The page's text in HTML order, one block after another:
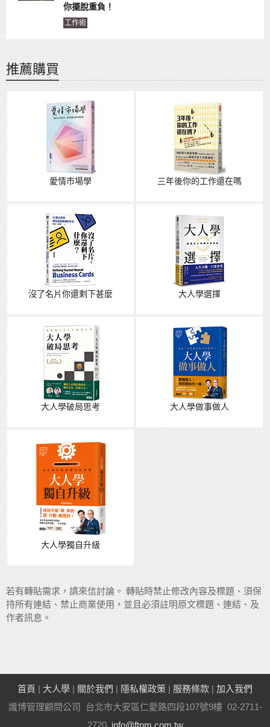
你擺脫重負！
工作術
推薦購買
愛情市場學 三年後你的工作還在嗎
沒了名片你還剩下甚麼 大人學選擇
大人學破局思考 大人學做事做人
大人學獨自升級
若有轉貼需求，請來信討論。 轉貼時禁止修改內容及標題、須保
持所有連結、禁止商業使用，並且必須註明原文標題、連結、及
作者訊息。
首頁 | 大人學 | 關於我們 | 隱私權政策 | 服務條款 | 加入我們
識博管理顧問公司 台北市大安區仁愛路四段107號9樓 02-2711-
2720 info@ftpm.com.tw